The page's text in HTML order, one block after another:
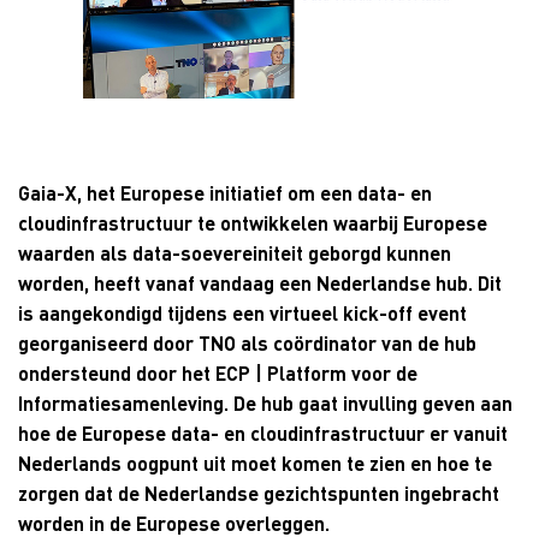
Gaia-X, het Europese initiatief om een data- en
cloudinfrastructuur te ontwikkelen waarbij Europese
waarden als data-soevereiniteit geborgd kunnen
worden, heeft vanaf vandaag een Nederlandse hub. Dit
is aangekondigd tijdens een virtueel kick-off event
georganiseerd door TNO als coördinator van de hub
ondersteund door het ECP | Platform voor de
Informatiesamenleving. De hub gaat invulling geven aan
hoe de Europese data- en cloudinfrastructuur er vanuit
Nederlands oogpunt uit moet komen te zien en hoe te
zorgen dat de Nederlandse gezichtspunten ingebracht
worden in de Europese overleggen.